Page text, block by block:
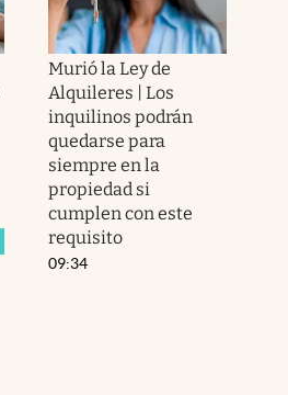
Murió la Ley de
Alquileres | Los
inquilinos podrán
quedarse para
siempre en la
propiedad si
cumplen con este
requisito
09:34